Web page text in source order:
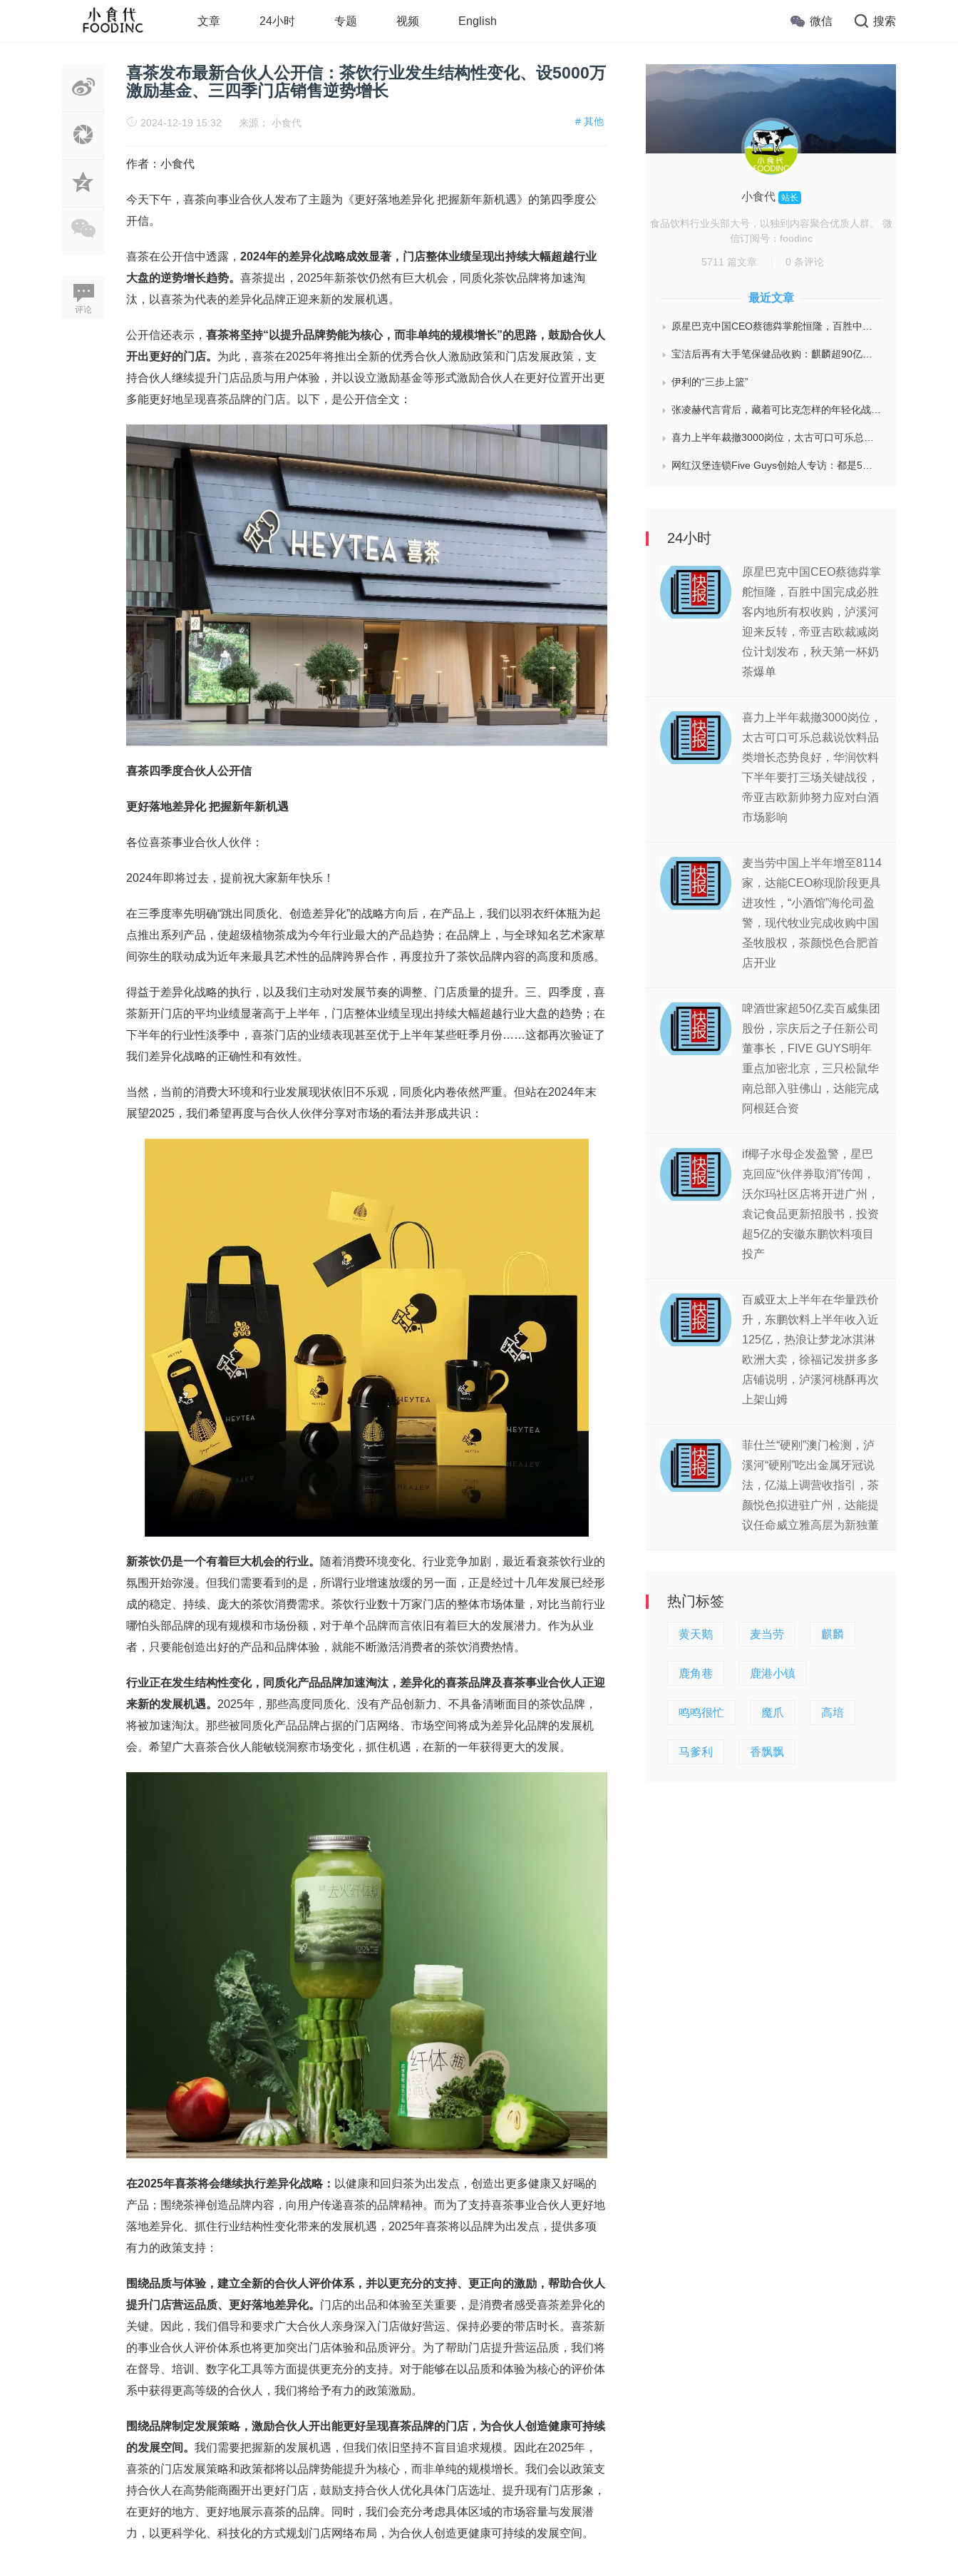
文章 24小时 专题 视频 English 微信 搜索
评论
喜茶发布最新合伙人公开信：茶饮行业发生结构性变化、设5000万
激励基金、三四季门店销售逆势增长
# 其他
2024-12-19 15:32 来源： 小食代
作者：小食代
今天下午，喜茶向事业合伙人发布了主题为《更好落地差异化 把握新年新机遇》的第四季度公
开信。
喜茶在公开信中透露， 2024年的差异化战略成效显著，门店整体业绩呈现出持续大幅超越行业
大盘的逆势增长趋势。 喜茶提出，2025年新茶饮仍然有巨大机会，同质化茶饮品牌将加速淘
汰，以喜茶为代表的差异化品牌正迎来新的发展机遇。
公开信还表示， 喜茶将坚持“以提升品牌势能为核心，而非单纯的规模增长”的思路，鼓励合伙人
开出更好的门店。 为此，喜茶在2025年将推出全新的优秀合伙人激励政策和门店发展政策，支
持合伙人继续提升门店品质与用户体验，并以设立激励基金等形式激励合伙人在更好位置开出更
多能更好地呈现喜茶品牌的门店。以下，是公开信全文：
喜茶四季度合伙人公开信
更好落地差异化 把握新年新机遇
各位喜茶事业合伙人伙伴：
2024年即将过去，提前祝大家新年快乐！
在三季度率先明确“跳出同质化、创造差异化”的战略方向后，在产品上，我们以羽衣纤体瓶为起
点推出系列产品，使超级植物茶成为今年行业最大的产品趋势；在品牌上，与全球知名艺术家草
间弥生的联动成为近年来最具艺术性的品牌跨界合作，再度拉升了茶饮品牌内容的高度和质感。
得益于差异化战略的执行，以及我们主动对发展节奏的调整、门店质量的提升。三、四季度，喜
茶新开门店的平均业绩显著高于上半年，门店整体业绩呈现出持续大幅超越行业大盘的趋势；在
下半年的行业性淡季中，喜茶门店的业绩表现甚至优于上半年某些旺季月份……这都再次验证了
我们差异化战略的正确性和有效性。
当然，当前的消费大环境和行业发展现状依旧不乐观，同质化内卷依然严重。但站在2024年末
展望2025，我们希望再度与合伙人伙伴分享对市场的看法并形成共识：
新茶饮仍是一个有着巨大机会的行业。
随着消费环境变化、行业竞争加剧，最近看衰茶饮行业的
氛围开始弥漫。但我们需要看到的是，所谓行业增速放缓的另一面，正是经过十几年发展已经形
成的稳定、持续、庞大的茶饮消费需求。茶饮行业数十万家门店的整体市场体量，对比当前行业
哪怕头部品牌的现有规模和市场份额，对于单个品牌而言依旧有着巨大的发展潜力。作为从业
者，只要能创造出好的产品和品牌体验，就能不断激活消费者的茶饮消费热情。
行业正在发生结构性变化，同质化产品品牌加速淘汰，差异化的喜茶品牌及喜茶事业合伙人正迎
来新的发展机遇。 2025年，那些高度同质化、没有产品创新力、不具备清晰面目的茶饮品牌，
将被加速淘汰。那些被同质化产品品牌占据的门店网络、市场空间将成为差异化品牌的发展机
会。希望广大喜茶合伙人能敏锐洞察市场变化，抓住机遇，在新的一年获得更大的发展。
在2025年喜茶将会继续执行差异化战略： 以健康和回归茶为出发点，创造出更多健康又好喝的
产品；围绕茶禅创造品牌内容，向用户传递喜茶的品牌精神。而为了支持喜茶事业合伙人更好地
落地差异化、抓住行业结构性变化带来的发展机遇，2025年喜茶将以品牌为出发点，提供多项
有力的政策支持：
围绕品质与体验，建立全新的合伙人评价体系，并以更充分的支持、更正向的激励，帮助合伙人
提升门店营运品质、更好落地差异化。 门店的出品和体验至关重要，是消费者感受喜茶差异化的
关键。因此，我们倡导和要求广大合伙人亲身深入门店做好营运、保持必要的带店时长。喜茶新
的事业合伙人评价体系也将更加突出门店体验和品质评分。为了帮助门店提升营运品质，我们将
在督导、培训、数字化工具等方面提供更充分的支持。对于能够在以品质和体验为核心的评价体
系中获得更高等级的合伙人，我们将给予有力的政策激励。
围绕品牌制定发展策略，激励合伙人开出能更好呈现喜茶品牌的门店，为合伙人创造健康可持续
的发展空间。 我们需要把握新的发展机遇，但我们依旧坚持不盲目追求规模。因此在2025年，
喜茶的门店发展策略和政策都将以品牌势能提升为核心，而非单纯的规模增长。我们会以政策支
持合伙人在高势能商圈开出更好门店，鼓励支持合伙人优化具体门店选址、提升现有门店形象，
在更好的地方、更好地展示喜茶的品牌。同时，我们会充分考虑具体区域的市场容量与发展潜
力，以更科学化、科技化的方式规划门店网络布局，为合伙人创造更健康可持续的发展空间。
小食代 站长
食品饮料行业头部大号，以独到内容聚合优质人群。 微
信订阅号：foodinc
5711 篇文章 0 条评论
最近文章
原星巴克中国CEO蔡德粦掌舵恒隆，百胜中国完成必胜客内地所有权收购，泸溪河迎来反转，帝亚吉欧裁减岗位计划发布，秋天第一杯奶茶爆单
宝洁后再有大手笔保健品收购：麒麟超90亿拿下健美生，在华已入驻山姆和开市客等多渠道，为何超300亿资本一周内“疯抢”VMS？
伊利的“三步上篮”
张凌赫代言背后，藏着可比克怎样的年轻化战略？
喜力上半年裁撤3000岗位，太古可口可乐总裁说饮料品类增长态势良好，华润饮料下半年要打三场关键战役，帝亚吉欧新帅努力应对白酒市场影响
网红汉堡连锁Five Guys创始人专访：都是5个儿子和妻子在打理，绝不会与麦当劳正面竞争，要公司上市或卖盘的建议不时出现
24小时
原星巴克中国CEO蔡德粦掌
舵恒隆，百胜中国完成必胜
客内地所有权收购，泸溪河
迎来反转，帝亚吉欧裁减岗
位计划发布，秋天第一杯奶
茶爆单
喜力上半年裁撤3000岗位，
太古可口可乐总裁说饮料品
类增长态势良好，华润饮料
下半年要打三场关键战役，
帝亚吉欧新帅努力应对白酒
市场影响
麦当劳中国上半年增至8114
家，达能CEO称现阶段更具
进攻性，“小酒馆”海伦司盈
警，现代牧业完成收购中国
圣牧股权，茶颜悦色合肥首
店开业
啤酒世家超50亿卖百威集团
股份，宗庆后之子任新公司
董事长，FIVE GUYS明年
重点加密北京，三只松鼠华
南总部入驻佛山，达能完成
阿根廷合资
if椰子水母企发盈警，星巴
克回应“伙伴券取消”传闻，
沃尔玛社区店将开进广州，
袁记食品更新招股书，投资
超5亿的安徽东鹏饮料项目
投产
百威亚太上半年在华量跌价
升，东鹏饮料上半年收入近
125亿，热浪让梦龙冰淇淋
欧洲大卖，徐福记发拼多多
店铺说明，泸溪河桃酥再次
上架山姆
菲仕兰“硬刚”澳门检测，泸
溪河“硬刚”吃出金属牙冠说
法，亿滋上调营收指引，茶
颜悦色拟进驻广州，达能提
议任命威立雅高层为新独董
热门标签
黄天鹅 麦当劳 麒麟
鹿角巷 鹿港小镇
鸣鸣很忙 魔爪 高培
马爹利 香飘飘